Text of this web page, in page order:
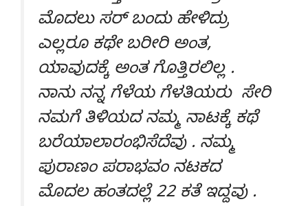
ಮೊದಲು ಸರ್ ಬಂದು ಹೇಳಿದ್ರು
ಎಲ್ಲರೂ ಕಥೇ ಬರೀರಿ ಅಂತ,
ಯಾವುದಕ್ಕೆ ಅಂತ ಗೊತ್ತಿರಲಿಲ್ಲ .
ನಾನು ನನ್ನ ಗೆಳೆಯ ಗೆಳತಿಯರು ಸೇರಿ
ನಮಗೆ ತಿಳಿಯದ ನಮ್ಮ ನಾಟಕ್ಕೆ ಕಥೆ
ಬರೆಯಾಲಾರಂಭಿಸೆದೆವು . ನಮ್ಮ
ಪುರಾಣಂ ಪರಾಭವಂ ನಟಕದ
ಮೊದಲ ಹಂತದಲ್ಲೆ 22 ಕತೆ ಇದ್ದವು .